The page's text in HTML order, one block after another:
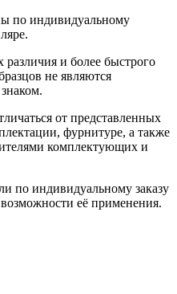
по индивидуальному
и более быстрого
не являются
от представленных
фурнитуре, а также
комплектующих и
по индивидуальному заказу
её применения.